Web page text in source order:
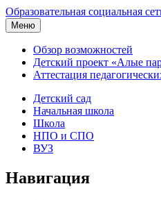
Образовательная социальная
Меню
Обзор возможностей
Детский проект «Алые
Аттестация
Детский сад
Начальная школа
Школа
НПО и СПО
ВУЗ
Навигация